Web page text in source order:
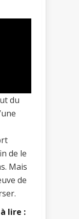
du
de le
Mais
de
lire :